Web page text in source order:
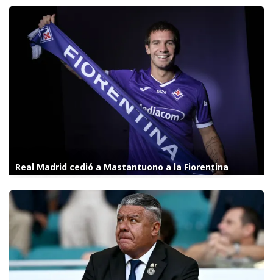
Real Madrid cedió a Mastantuono a la Fiorentina